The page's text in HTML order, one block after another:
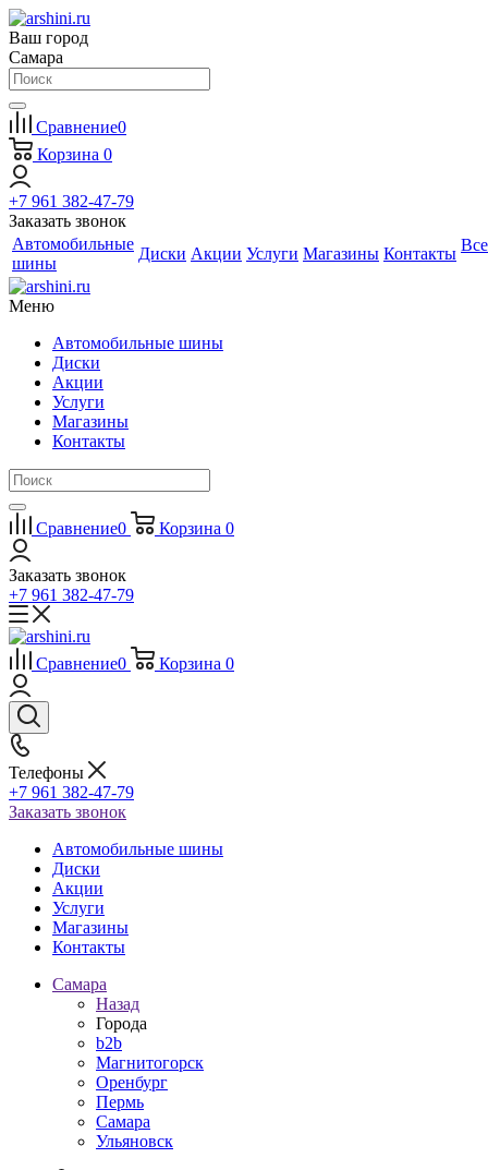
Ваш город
Самара
Сравнение0
Корзина 0
+7 961 382-47-79
Заказать звонок
Автомобильные
шины
Диски Акции Услуги Магазины Контакты Все
Меню
Автомобильные шины
Диски
Акции
Услуги
Магазины
Контакты
Сравнение0 Корзина 0
Заказать звонок
+7 961 382-47-79
Сравнение0 Корзина 0
Телефоны
+7 961 382-47-79
Заказать звонок
Автомобильные шины
Диски
Акции
Услуги
Магазины
Контакты
Самара
Назад
Города
b2b
Магнитогорск
Оренбург
Пермь
Самара
Ульяновск